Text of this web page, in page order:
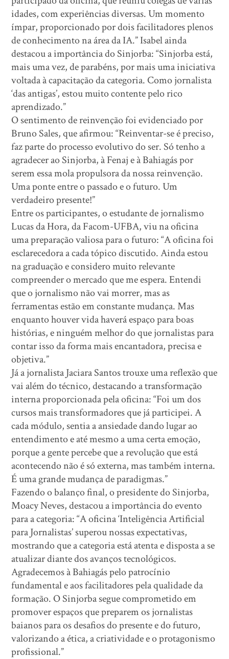
idades, com experiências diversas. Um momento
ímpar, proporcionado por dois facilitadores plenos
de conhecimento na área da IA.” Isabel ainda
destacou a importância do Sinjorba: “Sinjorba está,
mais uma vez, de parabéns, por mais uma iniciativa
voltada à capacitação da categoria. Como jornalista
‘das antigas’, estou muito contente pelo rico
aprendizado.”
O sentimento de reinvenção foi evidenciado por
Bruno Sales, que afirmou: “Reinventar-se é preciso,
faz parte do processo evolutivo do ser. Só tenho a
agradecer ao Sinjorba, à Fenaj e à Bahiagás por
serem essa mola propulsora da nossa reinvenção.
Uma ponte entre o passado e o futuro. Um
verdadeiro presente!”
Entre os participantes, o estudante de jornalismo
Lucas da Hora, da Facom-UFBA, viu na oficina
uma preparação valiosa para o futuro: “A oficina foi
esclarecedora a cada tópico discutido. Ainda estou
na graduação e considero muito relevante
compreender o mercado que me espera. Entendi
que o jornalismo não vai morrer, mas as
ferramentas estão em constante mudança. Mas
enquanto houver vida haverá espaço para boas
histórias, e ninguém melhor do que jornalistas para
contar isso da forma mais encantadora, precisa e
objetiva.”
Já a jornalista Jaciara Santos trouxe uma reflexão que
vai além do técnico, destacando a transformação
interna proporcionada pela oficina: “Foi um dos
cursos mais transformadores que já participei. A
cada módulo, sentia a ansiedade dando lugar ao
entendimento e até mesmo a uma certa emoção,
porque a gente percebe que a revolução que está
acontecendo não é só externa, mas também interna.
É uma grande mudança de paradigmas.”
Fazendo o balanço final, o presidente do Sinjorba,
Moacy Neves, destacou a importância do evento
para a categoria: “A oficina ‘Inteligência Artificial
para Jornalistas’ superou nossas expectativas,
mostrando que a categoria está atenta e disposta a se
atualizar diante dos avanços tecnológicos.
Agradecemos à Bahiagás pelo patrocínio
fundamental e aos facilitadores pela qualidade da
formação. O Sinjorba segue comprometido em
promover espaços que preparem os jornalistas
baianos para os desafios do presente e do futuro,
valorizando a ética, a criatividade e o protagonismo
profissional.”